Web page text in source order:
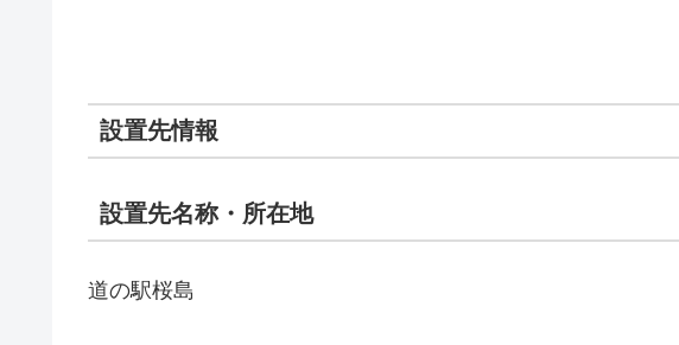
設置先情報
設置先名称・所在地
道の駅桜島